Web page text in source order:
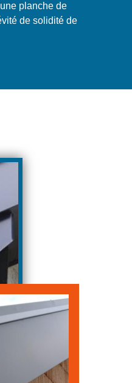
planche de
de solidité de